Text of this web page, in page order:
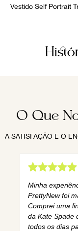
Vestido Self Portrait
O Que
A SATISFAÇÃO E O
Minha
PrettyNew foi
Comprei uma
da Kate Spade
todos os dias